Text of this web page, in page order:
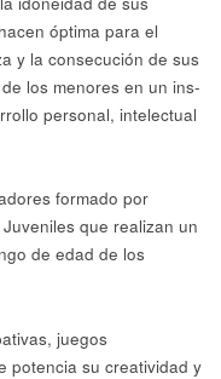
óptima para el
y la consecución de sus
los menores en un ins­
personal, intelectual
formado por
que realizan un
de edad de los
juegos
potencia su creatividad y